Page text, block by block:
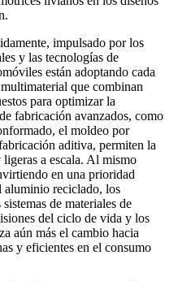
impulsado por los
y las tecnologías de
están adoptando cada
que combinan
para optimizar la
fabricación avanzados, como
el moldeo por
aditiva, permiten la
a escala. Al mismo
en una prioridad
aluminio reciclado, los
de materiales de
del ciclo de vida y los
aún más el cambio hacia
y eficientes en el consumo